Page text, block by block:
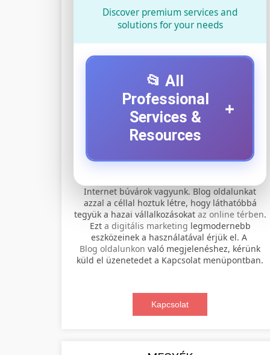
Discover premium services and
solutions for your needs
📂 All
Professional
Services &
Resources
+
roller szervíz
+
Professional electric scooter repair and
maintenance services. Expert
technicians provide quality service for
all major brands and models.
scooter repair shop
📊 2. online marketing
ügynökség
+
services including SEO, social media
management, and digital advertising.
🛴 3. legjobb elektromos
Internet búvárok vagyunk. Blog oldalunkat
azzal a céllal hoztuk létre, hogy láthatóbbá
tegyük a hazai vállalkozásokat az online térben.
Ezt a digitális marketing legmodernebb
eszközeinek a használatával érjük el. A
Blog oldalunkon való megjelenéshez, kérünk
küld el üzenetedet a Kapcsolat menüpontban.
Kapcsolat